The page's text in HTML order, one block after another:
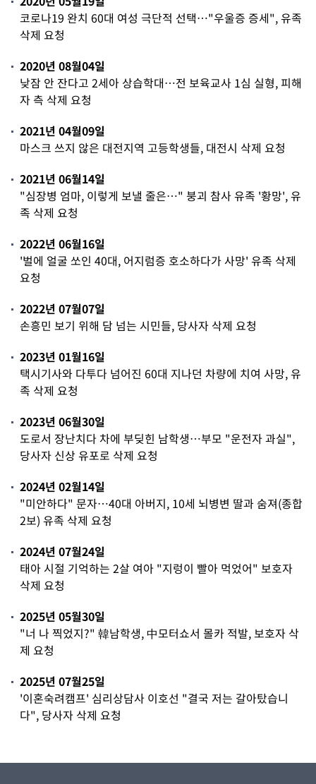
코로나19 완치 60대 여성 극단적 선택…"우울증 증세", 유족
삭제 요청
2020년 08월04일
낮잠 안 잔다고 2세아 상습학대…전 보육교사 1심 실형, 피해
자 측 삭제 요청
2021년 04월09일
마스크 쓰지 않은 대전지역 고등학생들, 대전시 삭제 요청
2021년 06월14일
"심장병 엄마, 이렇게 보낼 줄은…" 붕괴 참사 유족 '황망', 유
족 삭제 요청
2022년 06월16일
'벌에 얼굴 쏘인 40대, 어지럼증 호소하다가 사망' 유족 삭제
요청
2022년 07월07일
손흥민 보기 위해 담 넘는 시민들, 당사자 삭제 요청
2023년 01월16일
택시기사와 다투다 넘어진 60대 지나던 차량에 치여 사망, 유
족 삭제 요청
2023년 06월30일
도로서 장난치다 차에 부딪힌 남학생…부모 "운전자 과실",
당사자 신상 유포로 삭제 요청
2024년 02월14일
"미안하다" 문자…40대 아버지, 10세 뇌병변 딸과 숨져(종합
2보) 유족 삭제 요청
2024년 07월24일
태아 시절 기억하는 2살 여아 "지렁이 빨아 먹었어" 보호자
삭제 요청
2025년 05월30일
"너 나 찍었지?" 韓남학생, 中모터쇼서 몰카 적발, 보호자 삭
제 요청
2025년 07월25일
'이혼숙려캠프' 심리상담사 이호선 "결국 저는 갈아탔습니
다", 당사자 삭제 요청